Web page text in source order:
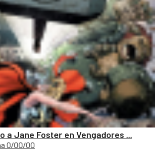
a Jane Foster en Vengadores ...
0/00/00